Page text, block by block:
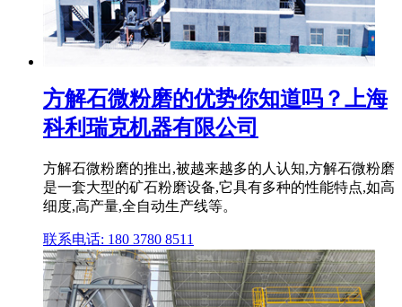
方解石微粉磨的优势你知道吗？上海
科利瑞克机器有限公司
方解石微粉磨的推出,被越来越多的人认知,方解石微粉磨
是一套大型的矿石粉磨设备,它具有多种的性能特点,如高
细度,高产量,全自动生产线等。
联系电话: 180 3780 8511